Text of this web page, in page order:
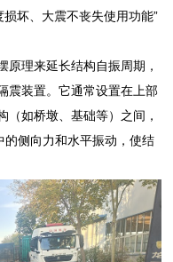
坏、大震不丧失使用功能”
原理来延长结构自振周期，
震装置。它通常设置在上部
（如桥墩、基础等）之间，
的侧向力和水平振动，使结